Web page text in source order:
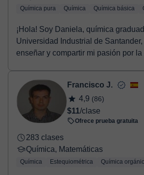
Química pura Química Química básica
¡Hola! Soy Daniela, química
Universidad Industrial de
enseñar y compartir mi pasión por
Francisco J.
4,9 (86)
$11/clase
Ofrece prueba gratuita
283 clases
Química, Matemáticas
Química Estequiométrica Química